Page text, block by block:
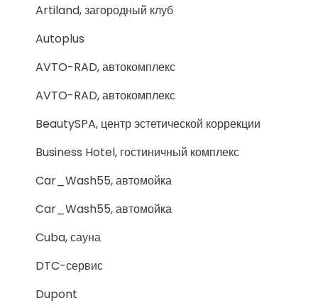
Artiland, загородный клуб
Autoplus
AVTO-RAD, автокомплекс
AVTO-RAD, автокомплекс
BeautySPA, центр эстетической коррекции
Business Hotel, гостиничный комплекс
Car_Wash55, автомойка
Car_Wash55, автомойка
Cuba, сауна
DTC-сервис
Dupont